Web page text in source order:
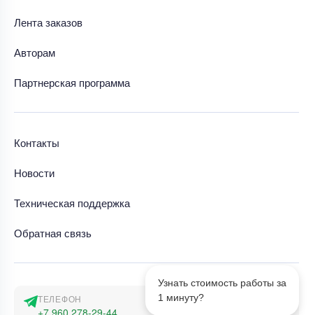
Узнать стоимость работы за
1 минуту?
Лента заказов
Авторам
Партнерская программа
Контакты
Новости
Техническая поддержка
Обратная связь
ТЕЛЕФОН
+7 960 278-29-44